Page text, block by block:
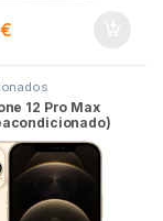
€
12 Pro Max